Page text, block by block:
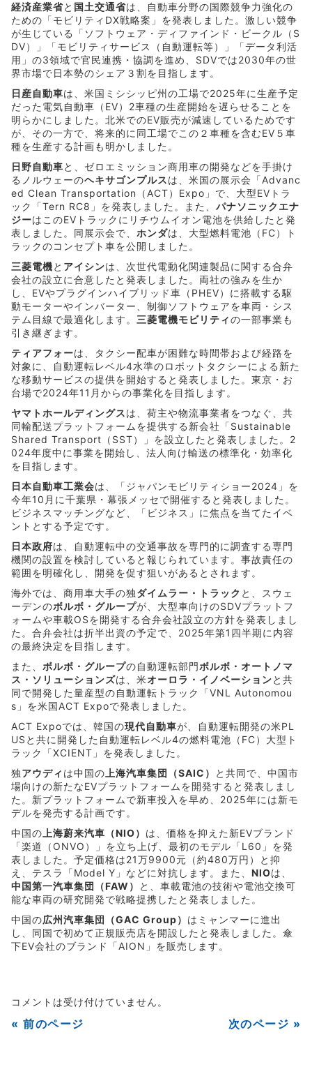
経済産業省と 国土交通省は、自動車分野の国際競争力強化の
ための「モビリティDX戦略案」を発表しました。激しい競争
が生じている「ソフトウェア・ディファインド・ビークル（S
DV）」「モビリティサービス（自動運転等）」「データ利活
用」の3領域で官民連携・協調を進め、SDVでは2030年の世
界市場で日本勢のシェア３割を目指します。
日産自動車は、米国ミシシッピ州の工場で2025年に生産予定
だった電気自動車（EV）2車種の生産開始を遅らせることを
明らかにしました。北米でのEV販売が減速しているためです
が、その一方で、将来的に同工場でこの２車種を含むEV５車
種を生産する計画も明かしました。
日野自動車と、ゼロエミッション商用車の開発などを手掛け
るノルウェーのヘキサゴンプルスは、米国の展示会「Advanc
ed Clean Transportation（ACT）Expo」で、大型EVトラ
ック「Tern RC8」を発表しました。また、 パナソニックエナ
ジーはこのEVトラックにリチウムイオン電池を供給したと発
表しました。同展示会で、 ホンダは、大型燃料電池（FC）ト
ラックのコンセプト車を公開しました。
三菱電機と アイシンは、次世代電動化関連製品に関する合弁
会社の設立に合意したと発表しました。両社の強みを生か
し、EVやプラグインハイブリッド車（PHEV）に搭載する駆
動モーターやインバーター、制御ソフトウェアを車両・シス
テム目線で最適化します。 三菱電機モビリティの一部事業も
引き継ぎます。
ティアフォーは、タクシー配車が困難な時間帯および経路を
対象に、自動運転レベル4水準のロボットタクシーによる新た
な移動サービスの提供を開始すると発表しました。東京・お
台場で2024年11月からの事業化を目指します。
ヤマトホールディングスは、荷主や物流事業者をつなぐ、共
同輸配送プラットフォームを提供する新会社「Sustainable
Shared Transport（SST）」を設立したと発表しました。2
024年度中に事業を開始し、法人向け輸送の標準化・効率化
を目指します。
日本自動車工業会は、「ジャパンモビリティショー2024」を
今年10月に千葉県・幕張メッセで開催すると発表しました。
ビジネスマッチングなど、「ビジネス」に焦点を当てたイベ
ントとする予定です。
日本政府は、自動運転中の交通事故を専門的に調査する専門
機関の設置を検討していると報じられています。事故責任の
範囲を明確化し、開発を促す狙いがあるとされます。
海外では、商用車大手の独ダイムラー・トラック と、スウェ
ーデンのボルボ・グループが、大型車向けのSDVプラットフ
ォームや車載OSを開発する合弁会社設立の方針を発表しまし
た。合弁会社は折半出資の予定で、2025年第1四半期に内容
の最終決定を目指します。
また、 ボルボ・グループの自動運転部門ボルボ・オートノマ
ス・ソリューションズは、米オーロラ・イノベーションと共
同で開発した量産型の自動運転トラック「VNL Autonomou
s」を米国ACT Expoで発表しました。
ACT Expoでは、韓国の現代自動車が、自動運転開発の米PL
USと共に開発した自動運転レベル4の燃料電池（FC）大型ト
ラック「XCIENT」を発表しました。
独アウディ は中国の 上海汽車集団（SAIC）
と共同で、中国市
場向けの新たなEVプラットフォームを開発すると発表しまし
た。新プラットフォームで新車投入を早め、2025年には新モ
デルを発売する計画です。
中国の 上海蔚来汽車（NIO） は、価格を抑えた新EVブランド
「楽道（ONVO）」を立ち上げ、最初のモデル「L60」を発
表しました。予定価格は21万9900元（約480万円）と抑
え、テスラ「Model Y」などに対抗します。また、 NIOは、
中国第一汽車集団（FAW）
と、車載電池の技術や電池交換可
能な車両の研究開発で戦略提携したと発表しました。
中国の広州汽車集団（GAC Group） はミャンマーに進出
し、同国で初めて正規販売店を開設したと発表しました。傘
下EV会社のブランド「AION」を販売します。
コメントは受け付けていません。
« 前のページ 次のページ »